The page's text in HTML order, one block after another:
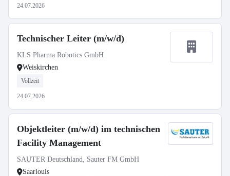
24.07.2026
Technischer Leiter (m/w/d)
KLS Pharma Robotics GmbH
Weiskirchen
Vollzeit
24.07.2026
Objektleiter (m/w/d) im technischen
Facility Management
SAUTER Deutschland, Sauter FM GmbH
Saarlouis